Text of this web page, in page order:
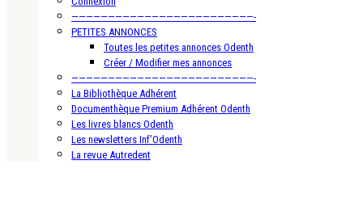
—————————————————————————-
PETITES ANNONCES
Toutes les petites annonces Odenth
Créer / Modifier mes annonces
—————————————————————————-
La Bibliothèque Adhérent
Documenthèque Premium Adhérent Odenth
Les livres blancs Odenth
Les newsletters Inf’Odenth
La revue Autredent